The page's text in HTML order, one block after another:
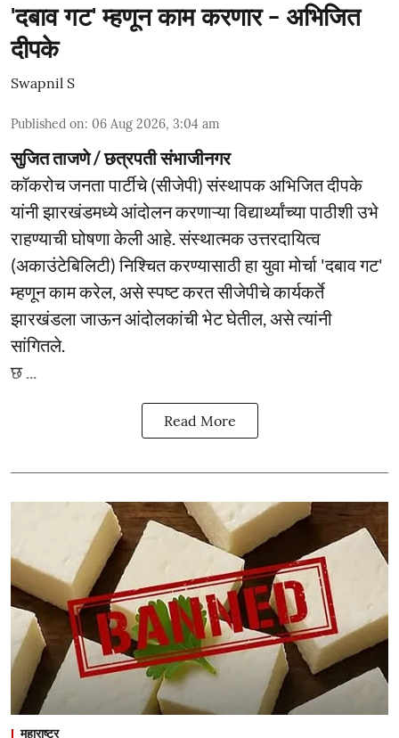
'दबाव गट' म्हणून काम करणार - अभिजित
दीपके
Swapnil S
Published on: 06 Aug 2026, 3:04 am
सुजित ताजणे / छत्रपती संभाजीनगर
कॉकरोच जनता पार्टीचे (सीजेपी) संस्थापक अभिजित दीपके
यांनी झारखंडमध्ये आंदोलन करणाऱ्या विद्यार्थ्यांच्या पाठीशी उभे
राहण्याची घोषणा केली आहे. संस्थात्मक उत्तरदायित्व
(अकाउंटेबिलिटी) निश्चित करण्यासाठी हा युवा मोर्चा 'दबाव गट'
म्हणून काम करेल, असे स्पष्ट करत सीजेपीचे कार्यकर्ते
झारखंडला जाऊन आंदोलकांची भेट घेतील, असे त्यांनी
सांगितले.
छ ...
Read More
महाराष्ट्र